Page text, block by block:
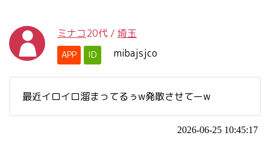
ミナコ20代 / 埼玉
APP ID mibajsjco
最近イロイロ溜まってるぅw発散させてーw
2026-06-25 10:45:17